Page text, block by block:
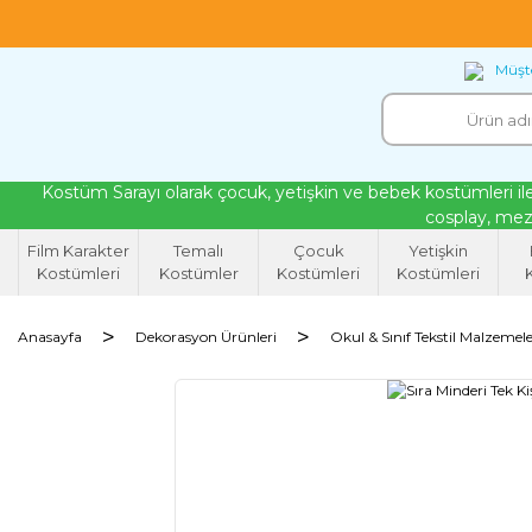
Kostüm Sarayı olarak çocuk, yetişkin ve bebek kostümleri
cosplay,
Film Karakter
Kostümleri
Temalı
Kostümler
Çocuk
Kostümleri
Yetişkin
Kostümleri
Anasayfa Dekorasyon Ürünleri Okul & Sınıf Tekstil